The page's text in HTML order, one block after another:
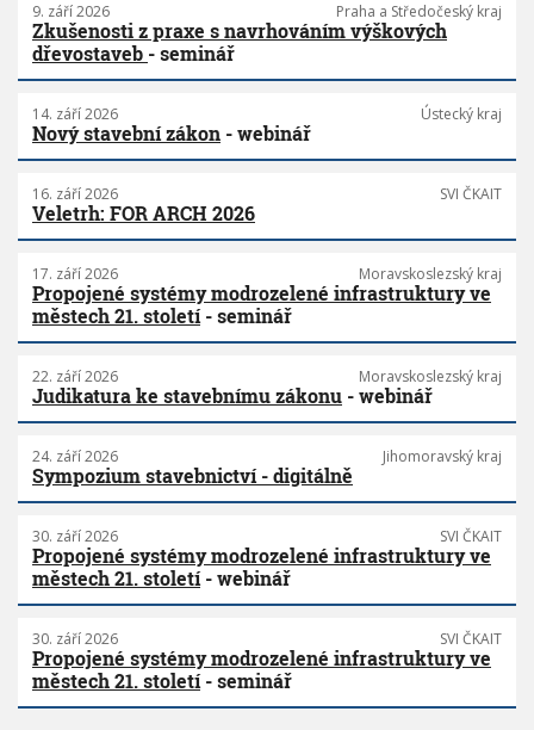
9. září 2026 Praha a Středočeský kraj
Zkušenosti z praxe s navrhováním výškových
dřevostaveb - seminář
14. září 2026 Ústecký kraj
Nový stavební zákon - webinář
16. září 2026 SVI ČKAIT
Veletrh: FOR ARCH 2026
17. září 2026 Moravskoslezský kraj
Propojené systémy modrozelené infrastruktury ve
městech 21. století- seminář
22. září 2026 Moravskoslezský kraj
Judikatura ke stavebnímu zákonu - webinář
24. září 2026 Jihomoravský kraj
Sympozium stavebnictví - digitálně
30. září 2026 SVI ČKAIT
Propojené systémy modrozelené infrastruktury ve
městech 21. století- webinář
30. září 2026 SVI ČKAIT
Propojené systémy modrozelené infrastruktury ve
městech 21. století- seminář